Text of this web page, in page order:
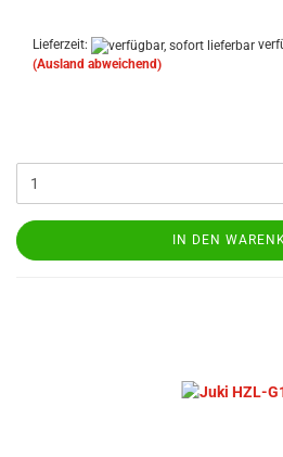
Lieferzeit:
(Ausland abweichend)
IN DEN